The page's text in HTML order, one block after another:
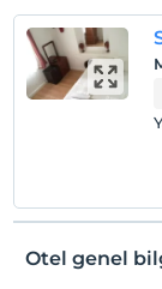
2 yaşına
Tesisin
Otel genel